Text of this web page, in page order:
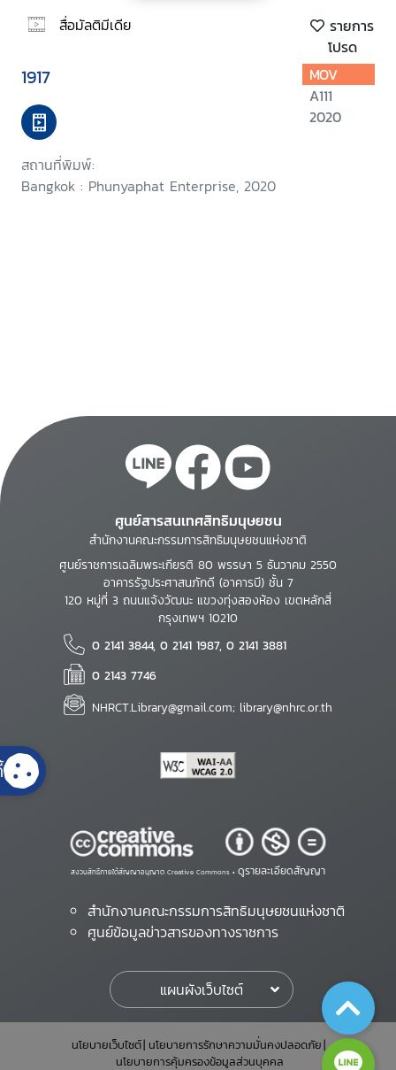
สื่อมัลติมีเดีย
รายการ
โปรด
1917
สถานที่พิมพ์:
Bangkok : Phunyaphat Enterprise, 2020
MOV
A111
2020
ศูนย์สารสนเทศสิทธิมนุษยชน
สำนักงานคณะกรรมการสิทธิมนุษยชนแห่งชาติ
ศูนย์ราชการเฉลิมพระเกียรติ 80 พรรษา 5 ธันวาคม 2550
อาคารรัฐประศาสนภักดี (อาคารบี) ชั้น 7
120 หมู่ที่ 3 ถนนแจ้งวัฒนะ แขวงทุ่งสองห้อง เขตหลักสี่
กรุงเทพฯ 10210
0 2141 3844, 0 2141 1987, 0 2141 3881
0 2143 7746
NHRCT.Library@gmail.com; library@nhrc.or.th
สงวนสิทธิ์ภายใต้สัญญาอนุญาต Creative Commons • ดูรายละเอียดสัญญา
สำนักงานคณะกรรมการสิทธิมนุษยชนแห่งชาติ
ศูนย์ข้อมูลข่าวสารของทางราชการ
แผนผังเว็บไซต์
นโยบายเว็บไซต์ นโยบายการรักษาความมั่นคงปลอดภัย
นโยบายการคุ้มครองข้อมูลส่วนบุคคล